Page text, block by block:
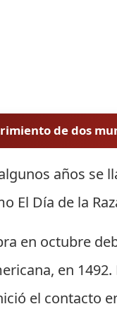
de dos
años se
El Día de la
en octubre
en
el contacto